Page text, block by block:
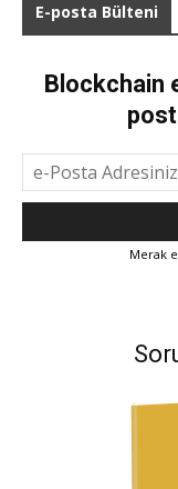
E-posta Bülteni
Blockchain
Merak